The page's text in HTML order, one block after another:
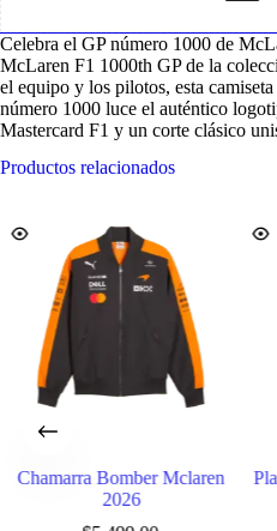
Celebra el GP número 1000 de
McLaren F1 1000th GP de la
el equipo y los pilotos, esta
número 1000 luce el auténtico
Mastercard F1 y un corte clásico
Productos relacionados
Chamarra Bomber Mclaren
2026